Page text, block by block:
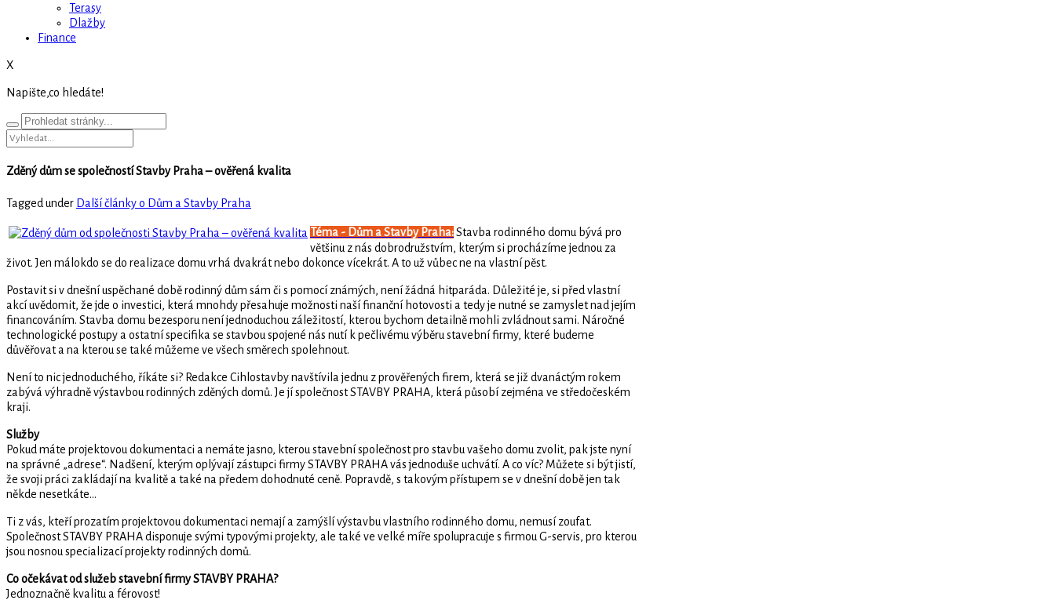
Terasy
Dlažby
Finance
X
Napište,co hledáte!
Zděný dům se společností Stavby Praha – ověřená kvalita
Tagged under Další články o Dům a Stavby Praha
Téma - Dům a Stavby Praha:Stavba rodinného domu bývá pro
většinu z nás dobrodružstvím, kterým si procházíme jednou za
život. Jen málokdo se do realizace domu vrhá dvakrát nebo dokonce vícekrát. A to už vůbec ne na vlastní pěst.
Postavit si v dnešní uspěchané době rodinný dům sám či s pomocí známých, není žádná hitparáda. Důležité je, si před vlastní
akcí uvědomit, že jde o investici, která mnohdy přesahuje možnosti naší finanční hotovosti a tedy je nutné se zamyslet nad jejím
financováním. Stavba domu bezesporu není jednoduchou záležitostí, kterou bychom detailně mohli zvládnout sami. Náročné
technologické postupy a ostatní specifika se stavbou spojené nás nutí k pečlivému výběru stavební firmy, které budeme
důvěřovat a na kterou se také můžeme ve všech směrech spolehnout.
Není to nic jednoduchého, říkáte si? Redakce Cihlostavby navštívila jednu z prověřených firem, která se již dvanáctým rokem
zabývá výhradně výstavbou rodinných zděných domů. Je jí společnost STAVBY PRAHA, která působí zejména ve středočeském
kraji.
Služby
Pokud máte projektovou dokumentaci a nemáte jasno, kterou stavební společnost pro stavbu vašeho domu zvolit, pak jste nyní
na správné „adrese“. Nadšení, kterým oplývají zástupci firmy STAVBY PRAHA vás jednoduše uchvátí. A co víc? Můžete si být jistí,
že svoji práci zakládají na kvalitě a také na předem dohodnuté ceně. Popravdě, s takovým přístupem se v dnešní době jen tak
někde nesetkáte...
Ti z vás, kteří prozatím projektovou dokumentaci nemají a zamýšlí výstavbu vlastního rodinného domu, nemusí zoufat.
Společnost STAVBY PRAHA disponuje svými typovými projekty, ale také ve velké míře spolupracuje s firmou G-servis, pro kterou
jsou nosnou specializací projekty rodinných domů.
Co očekávat od služeb stavební firmy STAVBY PRAHA?
Jednoznačně kvalitu a férovost!